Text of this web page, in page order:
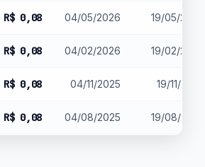
R$ 0,08 04/05/2026 19/05/2026
R$ 0,08 04/02/2026 19/02/2026
R$ 0,08 04/11/2025 19/11/2025
R$ 0,08 04/08/2025 19/08/2025